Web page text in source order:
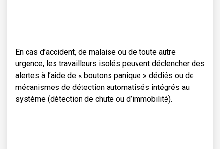
En cas d’accident, de malaise ou de toute autre
urgence, les travailleurs isolés peuvent déclencher des
alertes à l’aide de « boutons panique » dédiés ou de
mécanismes de détection automatisés intégrés au
système (détection de chute ou d’immobilité).